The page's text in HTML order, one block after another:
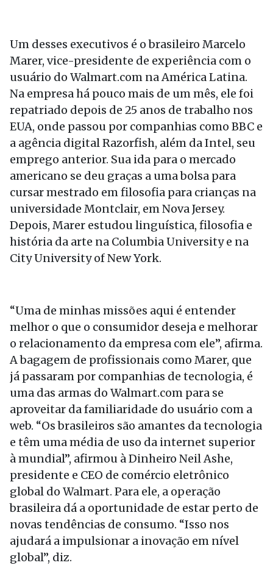
Um desses executivos é o brasileiro Marcelo
Marer, vice-presidente de experiência com o
usuário do Walmart.com na América Latina.
Na empresa há pouco mais de um mês, ele foi
repatriado depois de 25 anos de trabalho nos
EUA, onde passou por companhias como BBC e
a agência digital Razorfish, além da Intel, seu
emprego anterior. Sua ida para o mercado
americano se deu graças a uma bolsa para
cursar mestrado em filosofia para crianças na
universidade Montclair, em Nova Jersey.
Depois, Marer estudou linguística, filosofia e
história da arte na Columbia University e na
City University of New York.
“Uma de minhas missões aqui é entender
melhor o que o consumidor deseja e melhorar
o relacionamento da empresa com ele”, afirma.
A bagagem de profissionais como Marer, que
já passaram por companhias de tecnologia, é
uma das armas do Walmart.com para se
aproveitar da familiaridade do usuário com a
web. “Os brasileiros são amantes da tecnologia
e têm uma média de uso da internet superior
à mundial”, afirmou à Dinheiro Neil Ashe,
presidente e CEO de comércio eletrônico
global do Walmart. Para ele, a operação
brasileira dá a oportunidade de estar perto de
novas tendências de consumo. “Isso nos
ajudará a impulsionar a inovação em nível
global”, diz.